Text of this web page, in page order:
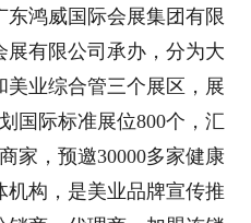
鸿威国际会展集团有限
有限公司承办，分为大
业综合管三个展区，展
国际标准展位800个，汇
家，预邀30000多家健康
构，是美业品牌宣传推